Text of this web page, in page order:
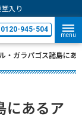
入り
0120-945-504
menu
・ガラパゴス諸島にあ
にあるア